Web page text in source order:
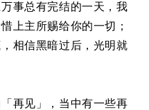
事总有完结的一天，我
上主所赐给你的一切；
相信黑暗过后，光明就
再见」，当中有一些再